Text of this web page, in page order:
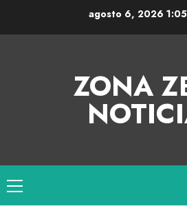
agosto 6, 2026
ZONA